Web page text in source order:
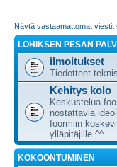
Näytä vastaamattomat viestit
LOHIKSEN PESÄN
ilmoitukset
Tiedotteet
Kehitys kolo
Keskustelua
nostattavia
foormiin
ylläpitäjille ^^
KOKOONTUMINEN